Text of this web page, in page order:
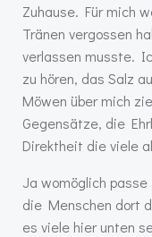
Zuhause. Für mich
Tränen vergossen
verlassen musste.
zu hören, das Salz
Möwen über mich
Gegensätze, die
Direktheit die viele
Ja womöglich
die Menschen dort
es viele hier unten